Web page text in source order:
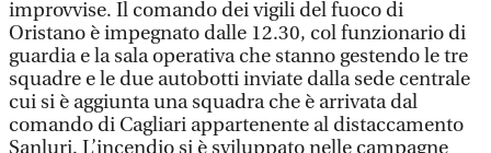
improvvise. Il comando dei vigili del fuoco di
Oristano è impegnato dalle 12.30, col funzionario di
guardia e la sala operativa che stanno gestendo le tre
squadre e le due autobotti inviate dalla sede centrale
cui si è aggiunta una squadra che è arrivata dal
comando di Cagliari appartenente al distaccamento
Sanluri. L’incendio si è sviluppato nelle campagne